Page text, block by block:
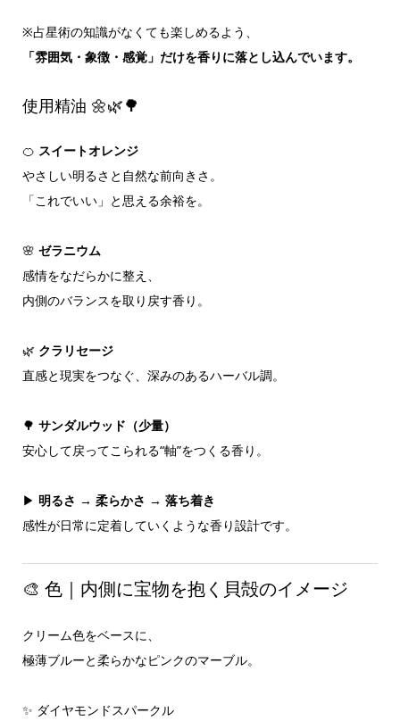
※占星術の知識がなくても楽しめるよう、
「雰囲気・象徴・感覚」だけを香りに落とし込んでいます。
使用精油 🌼🌿🌳
🍊 スイートオレンジ
やさしい明るさと自然な前向きさ。
「これでいい」と思える余裕を。
🌸 ゼラニウム
感情をなだらかに整え、
内側のバランスを取り戻す香り。
🌿 クラリセージ
直感と現実をつなぐ、深みのあるハーバル調。
🌳 サンダルウッド（少量）
安心して戻ってこられる“軸”をつくる香り。
▶ 明るさ → 柔らかさ → 落ち着き
感性が日常に定着していくような香り設計です。
🎨 色｜内側に宝物を抱く貝殻のイメージ
クリーム色をベースに、
極薄ブルーと柔らかなピンクのマーブル。
✨ ダイヤモンドスパークル